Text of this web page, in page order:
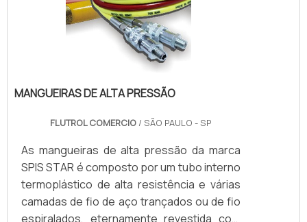
bar), nessas configu.
MANGUEIRAS DE ALTA PRESSÃO
FLUTROL COMERCIO / SÃO PAULO - SP
As mangueiras de alta pressão da marca
SPIS STAR é composto por um tubo interno
termoplástico de alta resistência e várias
camadas de fio de aço trançados ou de fio
espiralados, eternamente revestida com